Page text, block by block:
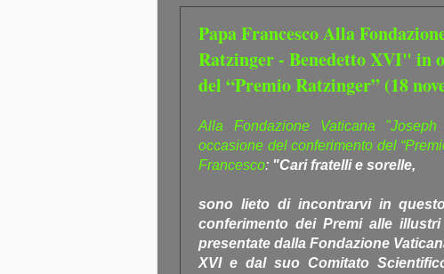
Papa Francesco Alla
Ratzinger - Benedetto XVI" in
del “Premio Ratzinger” (18
Alla Fondazione Vaticana
occasione del conferimento del
Francesco: "Cari fratelli e sorelle,
sono lieto di incontrarvi in
conferimento dei Premi alle
presentate dalla Fondazione
XVI e dal suo Comitato